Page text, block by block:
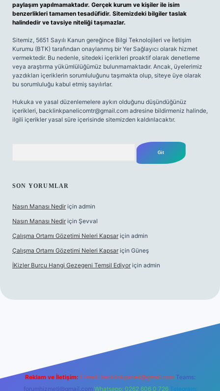
paylaşım yapılmamaktadır. Gerçek kurum ve kişiler ile isim
benzerlikleri tamamen tesadüfidir. Sitemizdeki bilgiler taslak
halindedir ve tavsiye niteliği taşımazlar.
Sitemiz, 5651 Sayılı Kanun gereğince Bilgi Teknolojileri ve İletişim
Kurumu (BTK) tarafından onaylanmış bir Yer Sağlayıcı olarak hizmet
vermektedir. Bu nedenle, sitedeki içerikleri proaktif olarak denetleme
veya araştırma yükümlülüğümüz bulunmamaktadır. Ancak, üyelerimiz
yazdıkları içeriklerin sorumluluğunu taşımakta olup, siteye üye olarak
bu sorumluluğu kabul etmiş sayılırlar.
Hukuka ve yasal düzenlemelere aykırı olduğunu düşündüğünüz
içerikleri, backlinkpanelicomtr@gmail.com adresine bildirmeniz halinde,
ilgili içerikler yasal süre içerisinde sitemizden kaldırılacaktır.
SON YORUMLAR
Nasın Manası Nedir için admin
Nasın Manası Nedir için Şevval
Çalışma Ortamı Gözetimi Neleri Kapsar için admin
Çalışma Ortamı Gözetimi Neleri Kapsar için Güneş
İKizler Burcu Hangi Gezegeni Temsil Ediyor için admin
Reklam ve İletişim: E-mail: backlinkpaneli@gmail.com Teams:
forumhizmeti@gmail.com Whatsapp: 0262 606 0 726 Telegram: